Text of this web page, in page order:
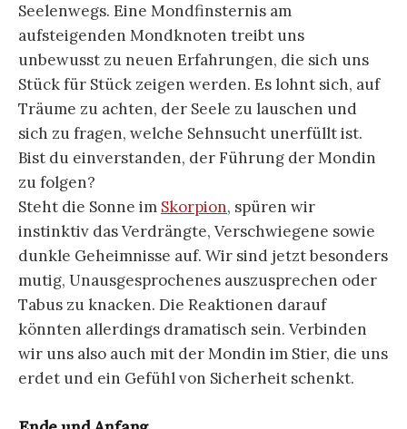
Seelenwegs. Eine Mondfinsternis am
aufsteigenden Mondknoten treibt uns
unbewusst zu neuen Erfahrungen, die sich uns
Stück für Stück zeigen werden. Es lohnt sich, auf
Träume zu achten, der Seele zu lauschen und
sich zu fragen, welche Sehnsucht unerfüllt ist.
Bist du einverstanden, der Führung der Mondin
zu folgen?
Steht die Sonne im Skorpion, spüren wir
instinktiv das Verdrängte, Verschwiegene sowie
dunkle Geheimnisse auf. Wir sind jetzt besonders
mutig, Unausgesprochenes auszusprechen oder
Tabus zu knacken. Die Reaktionen darauf
könnten allerdings dramatisch sein. Verbinden
wir uns also auch mit der Mondin im Stier, die uns
erdet und ein Gefühl von Sicherheit schenkt.